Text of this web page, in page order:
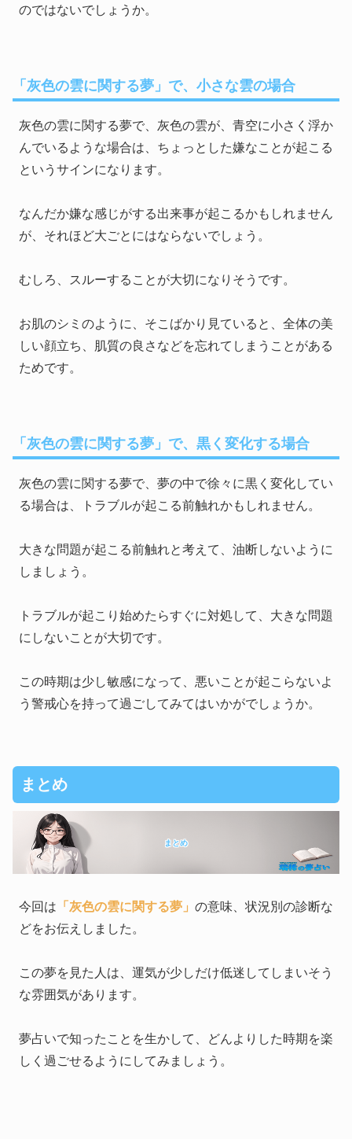
のではないでしょうか。
「灰色の雲に関する夢」で、小さな雲の場合
灰色の雲に関する夢で、灰色の雲が、青空に小さく浮か
んでいるような場合は、ちょっとした嫌なことが起こる
というサインになります。
なんだか嫌な感じがする出来事が起こるかもしれません
が、それほど大ごとにはならないでしょう。
むしろ、スルーすることが大切になりそうです。
お肌のシミのように、そこばかり見ていると、全体の美
しい顔立ち、肌質の良さなどを忘れてしまうことがある
ためです。
「灰色の雲に関する夢」で、黒く変化する場合
灰色の雲に関する夢で、夢の中で徐々に黒く変化してい
る場合は、トラブルが起こる前触れかもしれません。
大きな問題が起こる前触れと考えて、油断しないように
しましょう。
トラブルが起こり始めたらすぐに対処して、大きな問題
にしないことが大切です。
この時期は少し敏感になって、悪いことが起こらないよ
う警戒心を持って過ごしてみてはいかがでしょうか。
まとめ
まとめ
今回は 「灰色の雲に関する夢」 の意味、状況別の診断な
どをお伝えしました。
この夢を見た人は、運気が少しだけ低迷してしまいそう
な雰囲気があります。
夢占いで知ったことを生かして、どんよりした時期を楽
しく過ごせるようにしてみましょう。